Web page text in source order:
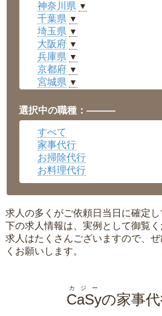
神奈川県 ▼
千葉県 ▼
埼玉県 ▼
大阪府 ▼
兵庫県 ▼
京都府 ▼
宮城県 ▼
福井県 ▼
岡山県 ▼
広島県
沖縄県 ▼
選択中の職種：———
すべて
家事代行
お掃除代行
お料理代行
求人の多くがご依頼日当日に確定
下の求人情報は、実例として御覧く
求人はたくさんございますので、
くお願いします。
CaSy
カジー
の家事